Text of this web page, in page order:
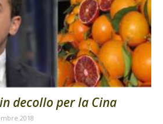
decollo per la Cina
2018